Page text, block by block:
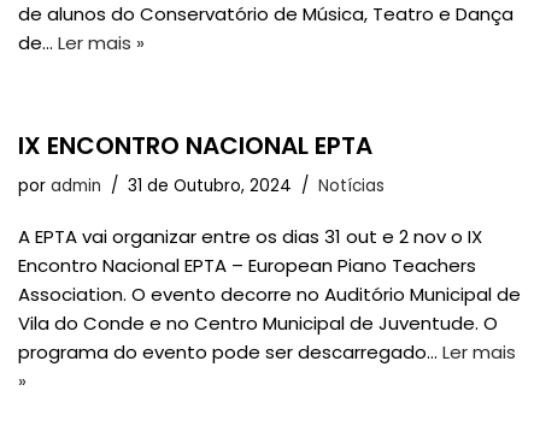
de alunos do Conservatório de Música, Teatro e Dança
de… Ler mais »
IX ENCONTRO NACIONAL EPTA
por admin 31 de Outubro, 2024 Notícias
A EPTA vai organizar entre os dias 31 out e 2 nov o IX
Encontro Nacional EPTA – European Piano Teachers
Association. O evento decorre no Auditório Municipal de
Vila do Conde e no Centro Municipal de Juventude. O
programa do evento pode ser descarregado… Ler mais
»